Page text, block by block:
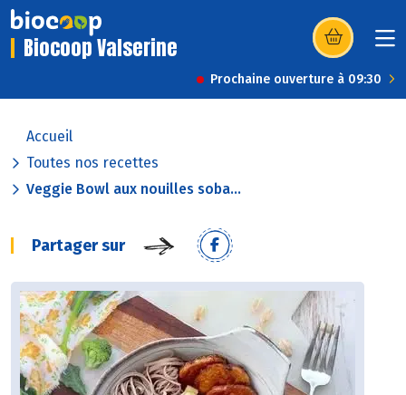
Biocoop Valserine (s’ouvre dans
Prochaine ouverture à 09:30
Accueil
Toutes nos recettes
Veggie Bowl aux nouilles soba...
Partager sur